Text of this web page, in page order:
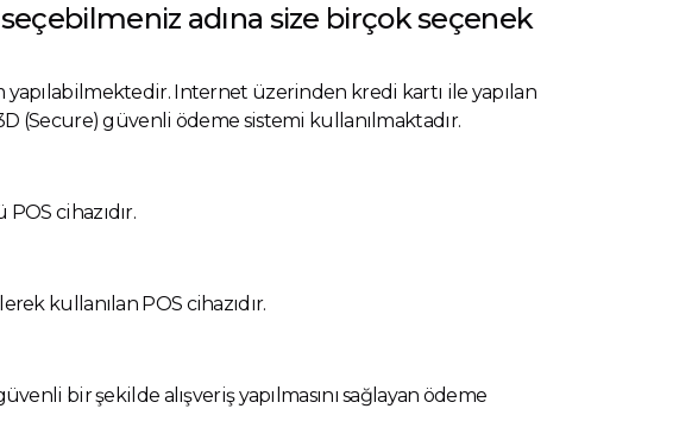
adına size birçok seçenek
Internet üzerinden kredi kartı ile yapılan
(Secure) güvenli ödeme sistemi kullanılmaktadır.
cihazıdır.
kullanılan POS cihazıdır.
bir şekilde alışveriş yapılmasını sağlayan ödeme